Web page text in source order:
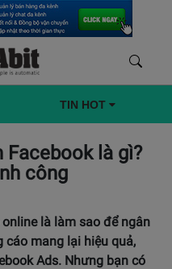
TIN HOT
Facebook là gì?
công
là làm sao để ngân
cáo mang lại hiệu quả,
Ads. Nhưng bạn có